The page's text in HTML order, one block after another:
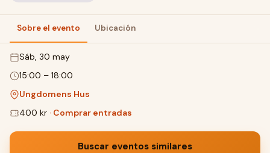
Sobre el evento Ubicación
sáb, 30 may
15:00 – 18:00
Ungdomens Hus
400 kr · Comprar entradas
Buscar eventos similares